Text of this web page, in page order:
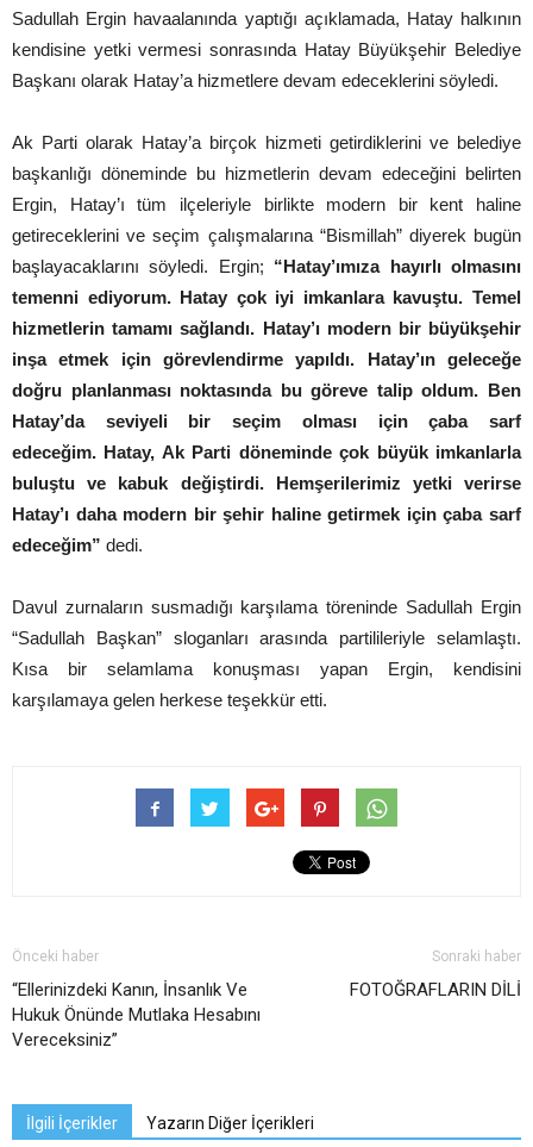
Sadullah Ergin havaalanında yaptığı açıklamada, Hatay halkının
kendisine yetki vermesi sonrasında Hatay Büyükşehir Belediye
Başkanı olarak Hatay’a hizmetlere devam edeceklerini söyledi.
Ak Parti olarak Hatay’a birçok hizmeti getirdiklerini ve belediye
başkanlığı döneminde bu hizmetlerin devam edeceğini belirten
Ergin, Hatay’ı tüm ilçeleriyle birlikte modern bir kent haline
getireceklerini ve seçim çalışmalarına “Bismillah” diyerek bugün
başlayacaklarını söyledi. Ergin; “Hatay’ımıza hayırlı olmasını
temenni ediyorum. Hatay çok iyi imkanlara kavuştu. Temel
hizmetlerin tamamı sağlandı. Hatay’ı modern bir büyükşehir
inşa etmek için görevlendirme yapıldı. Hatay’ın geleceğe
doğru planlanması noktasında bu göreve talip oldum. Ben
Hatay’da seviyeli bir seçim olması için çaba sarf
edeceğim. Hatay, Ak Parti döneminde çok büyük imkanlarla
buluştu ve kabuk değiştirdi. Hemşerilerimiz yetki verirse
Hatay’ı daha modern bir şehir haline getirmek için çaba sarf
edeceğim” dedi.
Davul zurnaların susmadığı karşılama töreninde Sadullah Ergin
“Sadullah Başkan” sloganları arasında partilileriyle selamlaştı.
Kısa bir selamlama konuşması yapan Ergin, kendisini
karşılamaya gelen herkese teşekkür etti.
Önceki haber
“Ellerinizdeki Kanın, İnsanlık Ve
Hukuk Önünde Mutlaka Hesabını
Vereceksiniz”
Sonraki haber
FOTOĞRAFLARIN DİLİ
İlgili İçerikler Yazarın Diğer İçerikleri